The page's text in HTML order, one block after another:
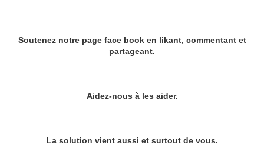
Soutenez notre page face book en likant, commentant et
partageant.
Aidez-nous à les aider.
La solution vient aussi et surtout de vous.